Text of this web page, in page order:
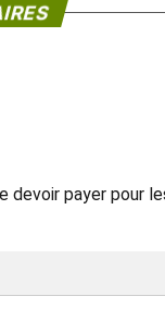
devoir payer pour